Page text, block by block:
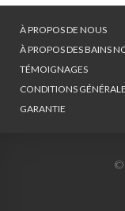
À PROPOS DE NOUS
À PROPOS DES BAINS
TÉMOIGNAGES
CONDITIONS
GARANTIE
©